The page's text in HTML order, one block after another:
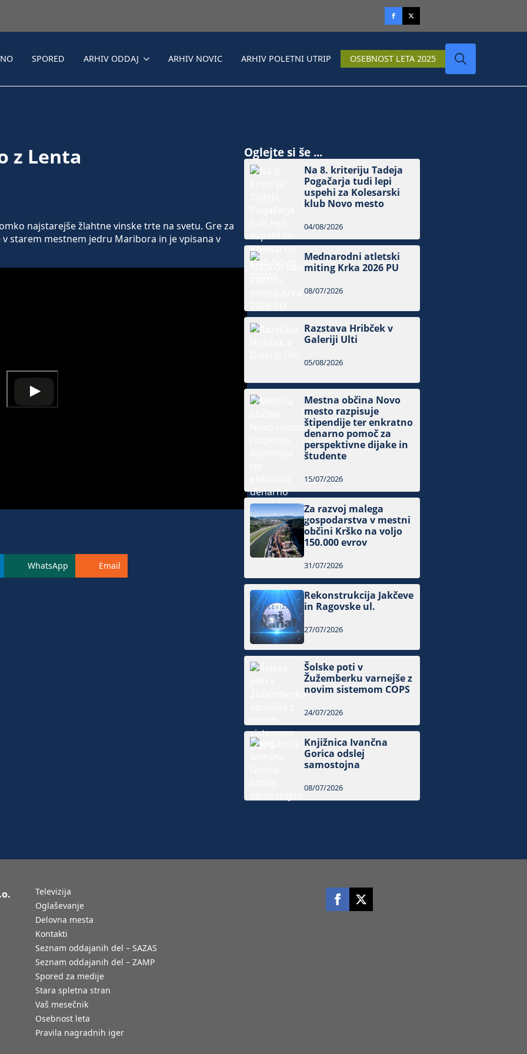
SPORED ARHIV ODDAJ ARHIV NOVIC ARHIV POLETNI UTRIP OSEBNOST LETA 2025
z Lenta
najstarejše žlahtne vinske trte na svetu. Gre za
starem mestnem jedru Maribora in je vpisana v
WhatsApp Email
Oglejte si še ...
Na 8. kriteriju Tadeja
Pogačarja tudi lepi
uspehi za Kolesarski
klub Novo mesto
04/08/2026
Mednarodni atletski
miting Krka 2026 PU
08/07/2026
Razstava Hribček v
Galeriji Ulti
05/08/2026
Mestna občina Novo
mesto razpisuje
štipendije ter enkratno
denarno pomoč za
perspektivne dijake in
študente
15/07/2026
Za razvoj malega
gospodarstva v mestni
občini Krško na voljo
150.000 evrov
31/07/2026
Rekonstrukcija Jakčeve
in Ragovske ul.
27/07/2026
Šolske poti v
Žužemberku varnejše z
novim sistemom COPS
24/07/2026
Knjižnica Ivančna
Gorica odslej
samostojna
08/07/2026
Televizija
Oglaševanje
Delovna mesta
Kontakti
Seznam oddajanih del – SAZAS
Seznam oddajanih del – ZAMP
Spored za medije
Stara spletna stran
Vaš mesečnik
Osebnost leta
Pravila nagradnih iger